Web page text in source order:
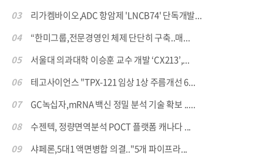
03
리가켐바이오,ADC 항암제 'LNCB74' 단독개발...
04
“한미그룹,전문경영인 체제 단단히 구축..매...
05
서울대 의과대학 이승훈 교수 개발 ‘CX213’,...
06
테고사이언스 "TPX-121 임상 1상 주름개선 6...
07
GC녹십자,mRNA 백신 정밀 분석 기술 확보 .....
08
수젠텍, 정량면역분석 POCT 플랫폼 캐나다 ...
09
샤페론,5대1 액면병합 의결.."5개 파이프라...